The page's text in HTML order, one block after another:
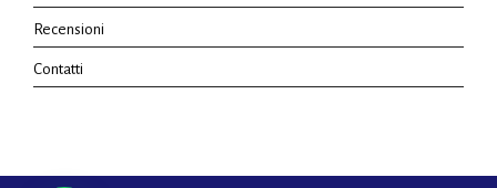
Recensioni
Contatti